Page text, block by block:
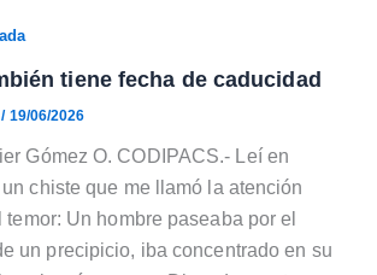
tiene fecha de caducidad
/ 19/06/2026
Gómez O. CODIPACS.- Leí en
chiste que me llamó la atención
Un hombre paseaba por el
un precipicio, iba concentrado en su